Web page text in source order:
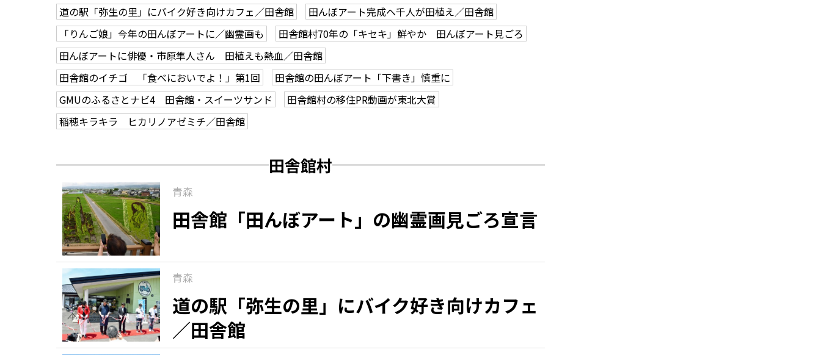
道の駅「弥生の里」にバイク好き向けカフェ／田舎館
田んぼアート完成ヘ千人が田植え／田舎館
「りんご娘」今年の田んぼアートに／幽霊画も
田舎館村70年の「キセキ」鮮やか 田んぼアート見ごろ
田んぼアートに俳優・市原隼人さん 田植えも熱血／田舎館
田舎館のイチゴ 「食べにおいでよ！」第1回
田舎館の田んぼアート「下書き」慎重に
GMUのふるさとナビ4 田舎館・スイーツサンド
田舎館村の移住PR動画が東北大賞
稲穂キラキラ ヒカリノアゼミチ／田舎館
田舎館村
青森
田舎館「田んぼアート」の幽霊画見ごろ宣言
青森
道の駅「弥生の里」にバイク好き向けカフェ
／田舎館